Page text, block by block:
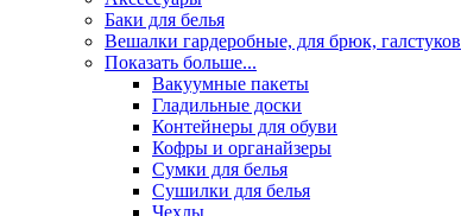
Баки для белья
Вешалки гардеробные, для брюк, галстуков
Показать больше...
Вакуумные пакеты
Гладильные доски
Контейнеры для обуви
Кофры и органайзеры
Сумки для белья
Сушилки для белья
Чехлы